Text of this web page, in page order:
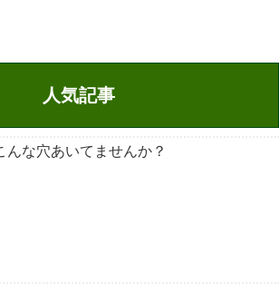
人気記事
んな穴あいてませんか？